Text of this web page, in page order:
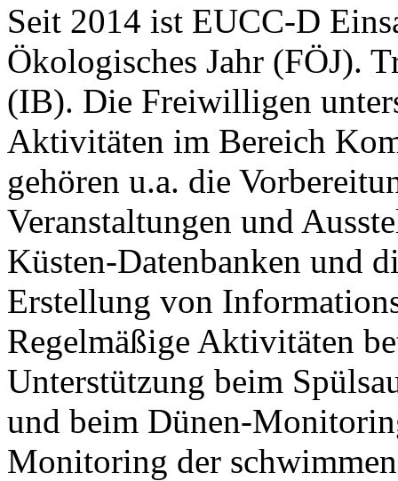
Seit 2014 ist EUCC-D
Ökologisches Jahr (FÖJ).
(IB). Die Freiwilligen
Aktivitäten im Bereich
gehören u.a. die
Veranstaltungen und
Küsten-Datenbanken und
Erstellung von
Regelmäßige Aktivitäten
Unterstützung beim
und beim Dünen-
Monitoring der